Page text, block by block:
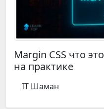
Margin CSS что
на практике
IT Шаман